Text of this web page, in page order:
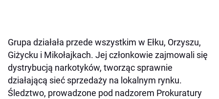
Grupa działała przede wszystkim w Ełku, Orzyszu,
Giżycku i Mikołajkach. Jej członkowie zajmowali się
dystrybucją narkotyków, tworząc sprawnie
działającą sieć sprzedaży na lokalnym rynku.
Śledztwo, prowadzone pod nadzorem Prokuratury